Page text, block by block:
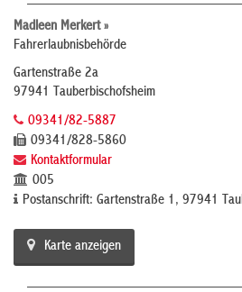
Madleen Merkert »
Fahrerlaubnisbehörde
Gartenstraße 2a
97941 Tauberbischofsheim
09341/82-5887
09341/828-5860
Kontaktformular
005
Postanschrift: Gartenstraße 1, 97941
Karte anzeigen